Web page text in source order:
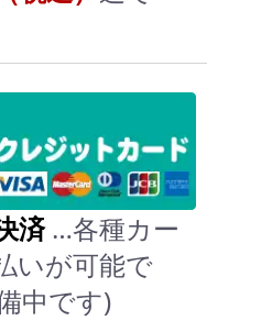
済…各種カー
いが可能で
中です)